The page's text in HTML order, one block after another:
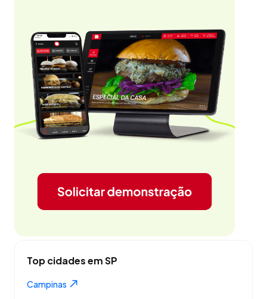
Top cidades em SP
Campinas